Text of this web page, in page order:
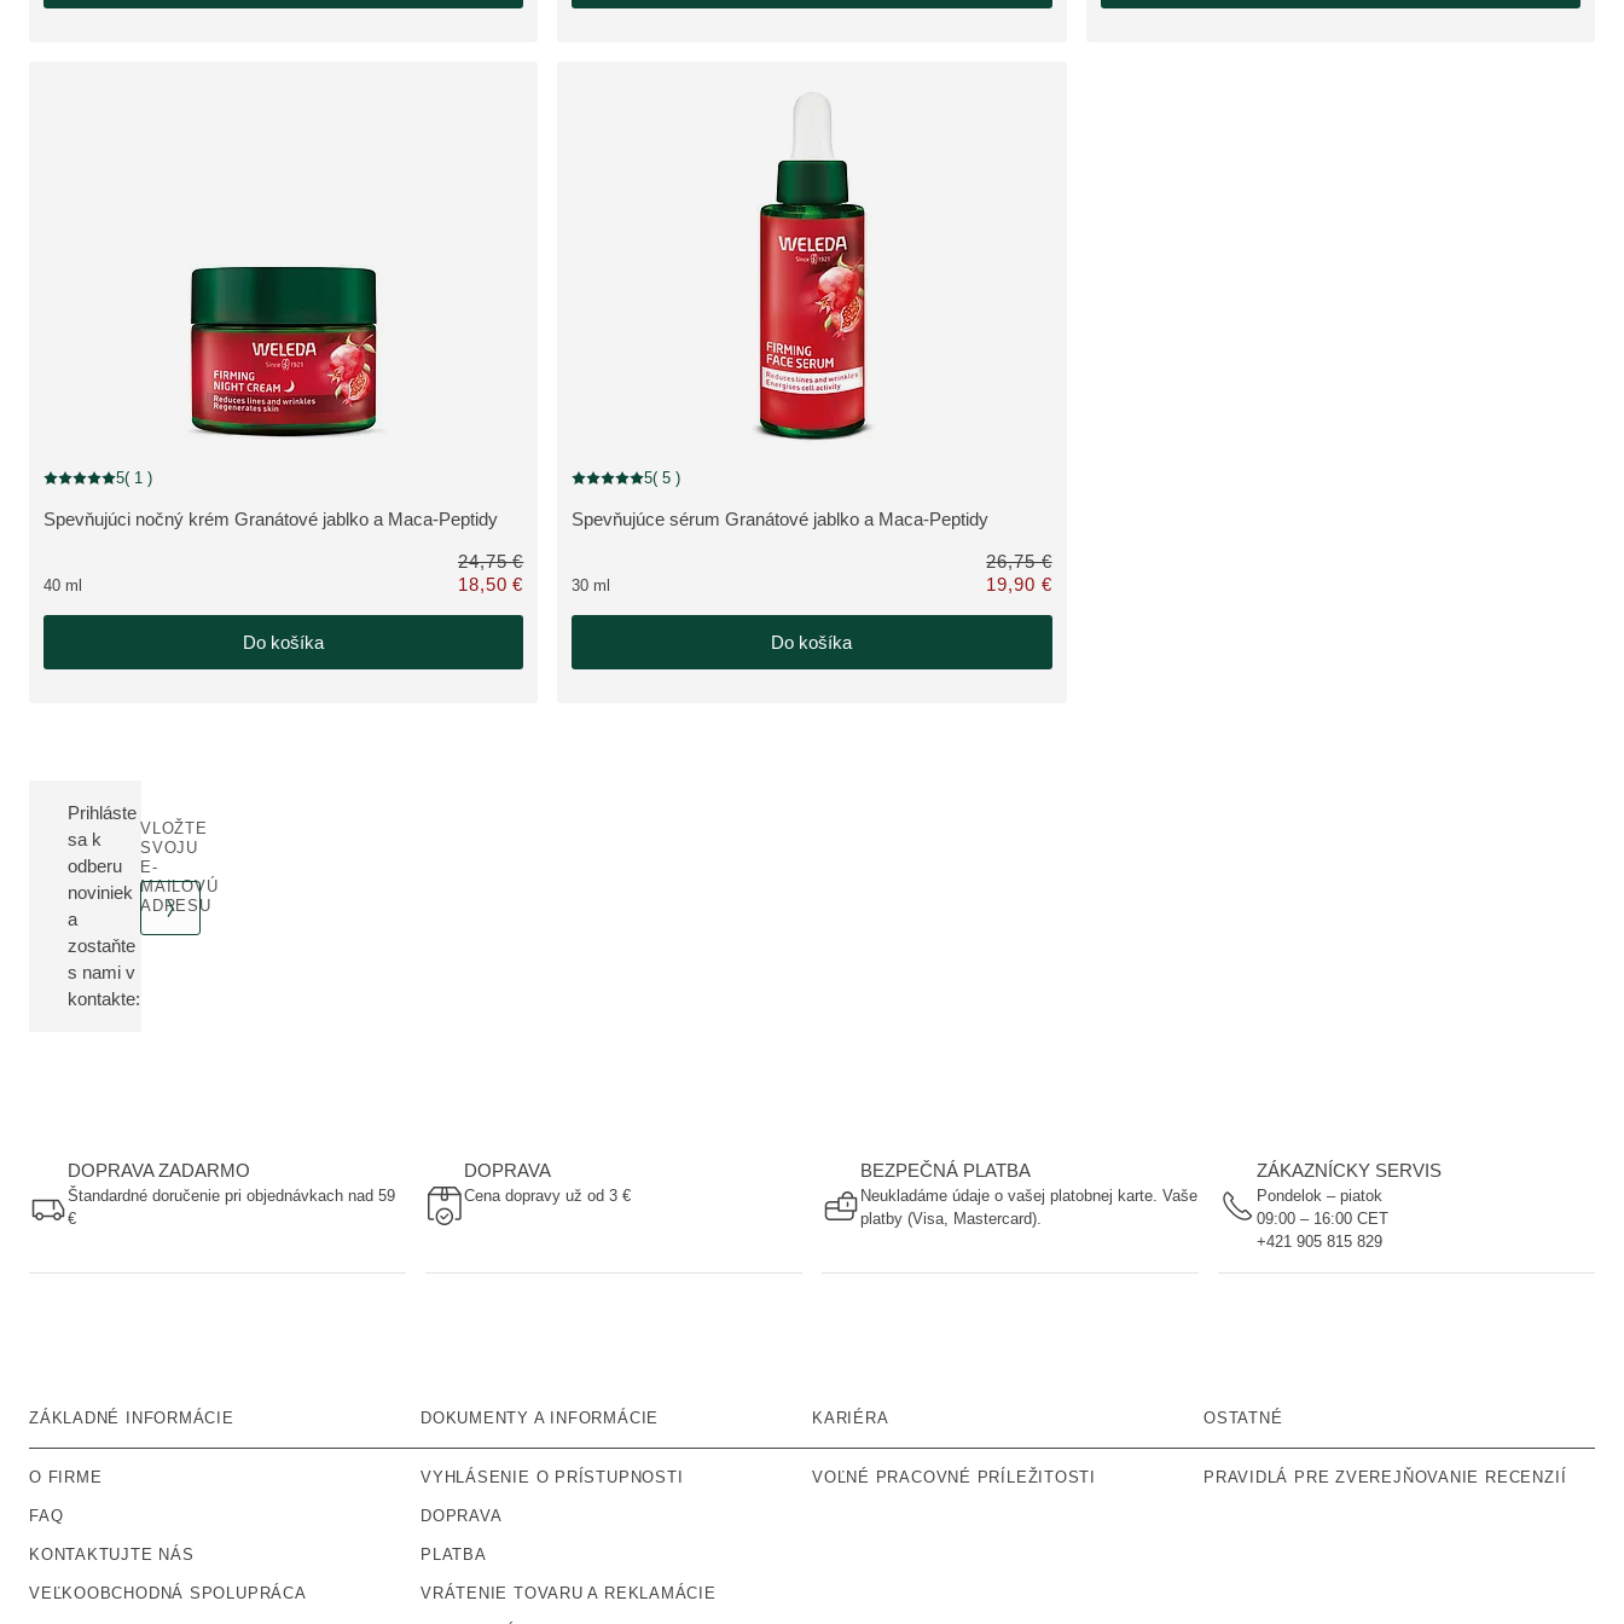
zľava
ZOBRAZIŤ PRODUKT:
Spevňujúci nočný krém Granátové jablko a Maca-Peptidy
Aktuálne hodnotenie: 5 z 5 hviezdičiek hodnotené 1 zákazníkmi
5( 1 )
40 ml
24,75 €
18,50 €
Do košíka
zľava
ZOBRAZIŤ PRODUKT:
Spevňujúce sérum Granátové jablko a Maca-Peptidy
Aktuálne hodnotenie: 5 z 5 hviezdičiek hodnotené 5 zákazníkmi
5( 5 )
30 ml
26,75 €
19,90 €
Do košíka
Prihláste
sa k
odberu
noviniek
a
zostaňte
s nami v
kontakte:
VLOŽTE
SVOJU
E-
MAILOVÚ
ADRESU
DOPRAVA ZADARMO
Štandardné doručenie pri objednávkach nad 59
€
DOPRAVA
Cena dopravy už od 3 €
BEZPEČNÁ PLATBA
Neukladáme údaje o vašej platobnej karte. Vaše
platby (Visa, Mastercard).
ZÁKAZNÍCKY SERVIS
Pondelok – piatok
09:00 – 16:00 CET
+421 905 815 829
ZÁKLADNÉ INFORMÁCIE
O FIRME
FAQ
KONTAKTUJTE NÁS
VEĽKOOBCHODNÁ SPOLUPRÁCA
DOKUMENTY A INFORMÁCIE
VYHLÁSENIE O PRÍSTUPNOSTI
DOPRAVA
PLATBA
VRÁTENIE TOVARU A REKLAMÁCIE
KARIÉRA
VOĽNÉ PRACOVNÉ PRÍLEŽITOSTI
OSTATNÉ
PRAVIDLÁ PRE ZVEREJŇOVANIE RECENZIÍ